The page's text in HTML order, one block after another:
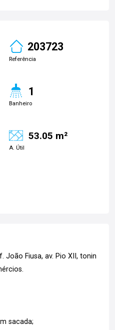
203723
Referência
1
Banheiro
53.05 m²
A. Útil
João Fiusa, av. Pio XII, tonin
sacada;